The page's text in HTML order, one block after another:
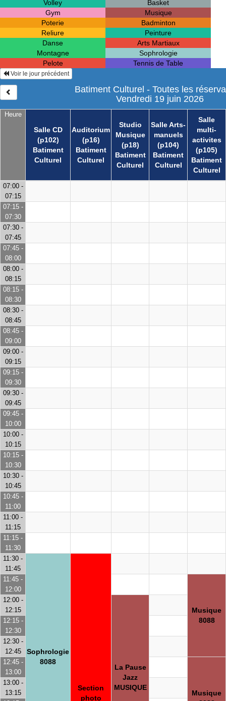
Volley
Basket
Gym
Musique
Poterie
Badminton
Reliure
Peinture
Danse
Arts Martiaux
Montagne
Sophrologie
Pelote
Tennis de Table
Heure
Salle CD
(p102)
Batiment
Culturel
Auditorium
(p16)
Batiment
Culturel
Studio
Musique
(p18)
Batiment
Culturel
Salle Arts-
manuels
(p104)
Batiment
Culturel
Salle
multi-
activites
(p105)
Batiment
Culturel
Voir le jour précédent
Batiment Culturel - Toutes les
Vendredi 19 juin 2026
07:00 -
07:15
07:15 -
07:30
07:30 -
07:45
07:45 -
08:00
08:00 -
08:15
08:15 -
08:30
08:30 -
08:45
08:45 -
09:00
09:00 -
09:15
09:15 -
09:30
09:30 -
09:45
09:45 -
10:00
10:00 -
10:15
10:15 -
10:30
10:30 -
10:45
10:45 -
11:00
11:00 -
11:15
11:15 -
11:30
11:30 -
11:45
Sophrologie
8088
Section
photo
11:45 -
12:00
Musique
8088
12:00 -
12:15
La Pause
Jazz
MUSIQUE
12:15 -
12:30
12:30 -
12:45
12:45 -
13:00
Musique
13:00 -
13:15